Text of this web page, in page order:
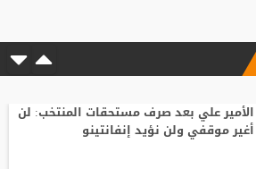
رودري يحسم قراره ويختار وجهته المقبلة
الأمير علي بعد صرف مستحقات المنتخب: لن
أغير موقفي ولن نؤيد إنفانتينو